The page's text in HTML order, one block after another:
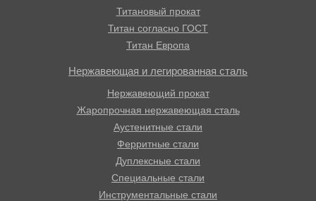
Титановый прокат
Титан согласно ГОСТ
Титан Европа
Нержавеющая и легированная сталь
Нержавеющий прокат
Жаропрочная нержавеющая сталь
Аустенитные стали
Ферритные стали
Дуплексные стали
Специальные стали
Инструментальные стали